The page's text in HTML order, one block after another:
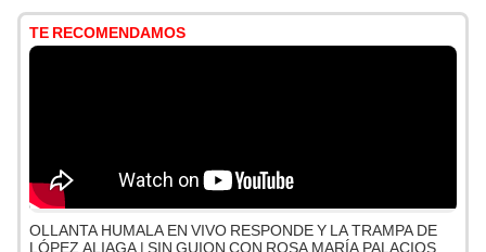
TE RECOMENDAMOS
OLLANTA HUMALA EN VIVO RESPONDE Y LA TRAMPA DE
LÓPEZ ALIAGA | SIN GUION CON ROSA MARÍA PALACIOS